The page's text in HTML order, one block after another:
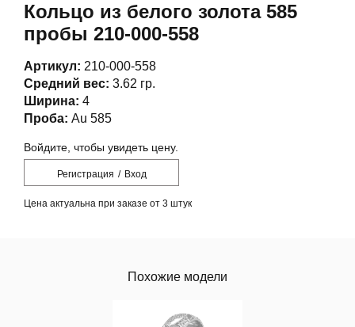
Кольцо из белого золота 585
пробы 210-000-558
Артикул: 210-000-558
Средний вес: 3.62 гр.
Ширина: 4
Проба: Au 585
Войдите, чтобы увидеть цену.
Регистрация / Вход
Цена актуальна при заказе от 3 штук
Похожие модели